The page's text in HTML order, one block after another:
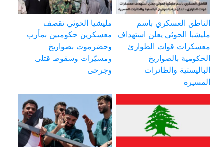
الناطق العسكري باسم
مليشيا الحوثي يعلن استهداف
معسكرات قوات الطوارئ
الحكومية بالصواريخ
الباليستية والطائرات
المسيرة
مليشيا الحوثي تقصف
معسكرين حكوميين بمأرب
وحضرموت بصواريخ
ومسيّرات وسقوط قتلى
وجرحى